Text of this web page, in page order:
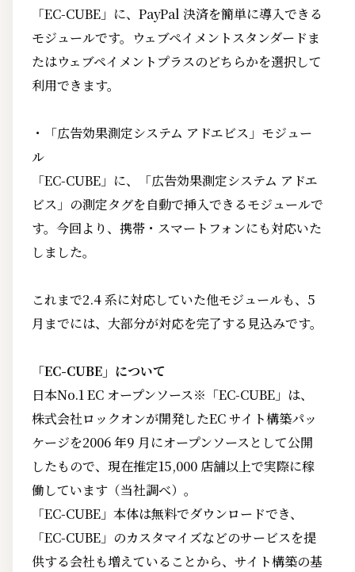
「EC-CUBE」に、PayPal 決済を簡単に導入できる
モジュールです。ウェブペイメントスタンダードま
たはウェブペイメントプラスのどちらかを選択して
利用できます。
・「広告効果測定システム アドエビス」モジュー
ル
「EC-CUBE」に、「広告効果測定システム アドエ
ビス」の測定タグを自動で挿入できるモジュールで
す。今回より、携帯・スマートフォンにも対応いた
しました。
これまで2.4 系に対応していた他モジュールも、5
月までには、大部分が対応を完了する見込みです。
「EC-CUBE」について
日本No.1 EC オープンソース※「EC-CUBE」は、
株式会社ロックオンが開発したEC サイト構築パッ
ケージを2006 年9 月にオープンソースとして公開
したもので、現在推定15,000 店舗以上で実際に稼
働しています（当社調べ）。
「EC-CUBE」本体は無料でダウンロードでき、
「EC-CUBE」のカスタマイズなどのサービスを提
供する会社も増えていることから、サイト構築の基